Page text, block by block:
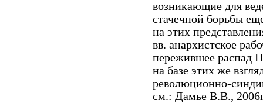
возникающие для
стачечной борьбы
на этих
вв. анархистское
пережившее распад
на базе этих же
революционно-
см.: Дамье В.В.,